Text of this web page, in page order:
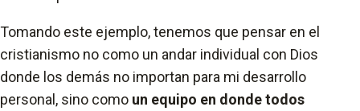
Tomando este ejemplo, tenemos que pensar en el
cristianismo no como un andar individual con Dios
donde los demás no importan para mi desarrollo
personal, sino como un equipo en donde todos